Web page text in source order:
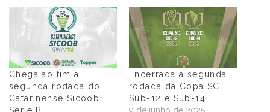
Chega ao fim a
segunda rodada do
Catarinense Sicoob
Série B
Encerrada a segunda
rodada da Copa SC
Sub-12 e Sub-14
9 de junho de 2025